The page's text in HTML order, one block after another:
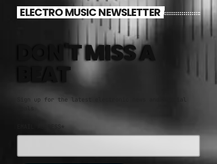
ELECTRO MUSIC NEWSLETTER
DON'T MISS A
BEAT
Sign up for the latest electronic news and special
EMAIL ADDRESS*